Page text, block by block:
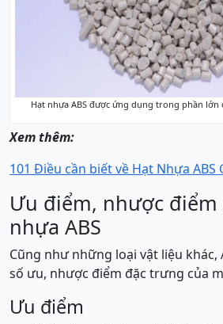
Hạt nhựa ABS được ứng dụng trong phần lớn
Xem thêm:
101 Điều cần biết về Hạt Nhựa ABS
Ưu điểm, nhược điểm
nhựa ABS
Cũng như những loại vật liệu khác,
số ưu, nhược điểm đặc trưng của
Ưu điểm